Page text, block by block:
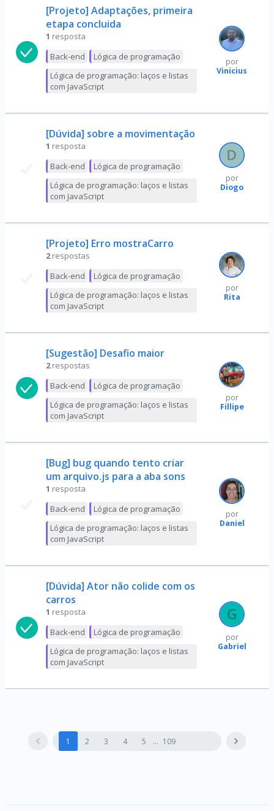
[Projeto] Adaptações, primeira
etapa concluida
1 resposta
Back-end
Lógica de programação
Lógica de programação: laços e listas
com JavaScript
por
Vinicius
[Dúvida] sobre a movimentação
1 resposta
Back-end
Lógica de programação
Lógica de programação: laços e listas
com JavaScript
por
Diogo
[Projeto] Erro mostraCarro
2 respostas
Back-end
Lógica de programação
Lógica de programação: laços e listas
com JavaScript
por
Rita
[Sugestão] Desafio maior
2 respostas
Back-end
Lógica de programação
Lógica de programação: laços e listas
com JavaScript
por
Fillipe
[Bug] bug quando tento criar
um arquivo.js para a aba sons
1 resposta
Back-end
Lógica de programação
Lógica de programação: laços e listas
com JavaScript
por
Daniel
[Dúvida] Ator não colide com os
carros
1 resposta
Back-end
Lógica de programação
Lógica de programação: laços e listas
com JavaScript
por
Gabriel
1 2 3 4 5 109